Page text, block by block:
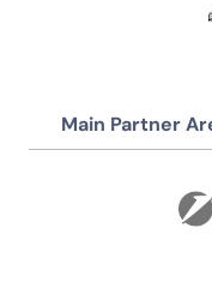
Main Partner